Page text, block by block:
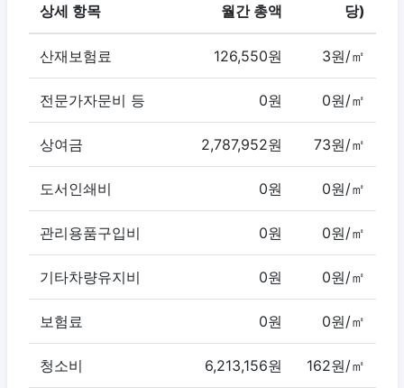
상세 항목 월간 총액
당)
산재보험료 126,550원 3원/㎡
전문가자문비 등 0원 0원/㎡
상여금 2,787,952원 73원/㎡
도서인쇄비 0원 0원/㎡
관리용품구입비 0원 0원/㎡
기타차량유지비 0원 0원/㎡
보험료 0원 0원/㎡
청소비 6,213,156원 162원/㎡